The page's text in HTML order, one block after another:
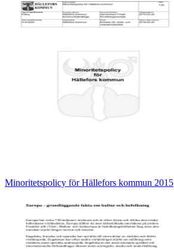
Minoritetspolicy för Hällefors kommun 2015